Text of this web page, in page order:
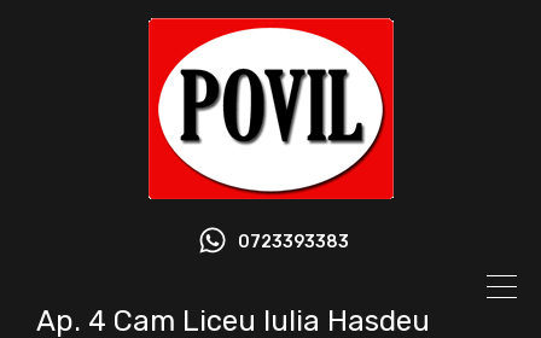
0723393383
Ap. 4 Cam Liceu Iulia Hasdeu